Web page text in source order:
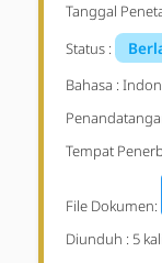
Tanggal
Status :
Bahasa :
Tempat
File Dokumen:
Diunduh : 5 kali